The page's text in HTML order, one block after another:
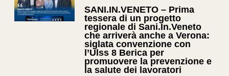
SANI.IN.VENETO – Prima
tessera di un progetto
regionale di Sani.In.Veneto
che arriverà anche a Verona:
siglata convenzione con
l’Ulss 8 Berica per
promuovere la prevenzione e
la salute dei lavoratori